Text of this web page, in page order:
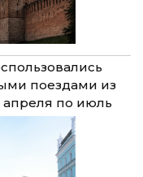
поездами из
по июль